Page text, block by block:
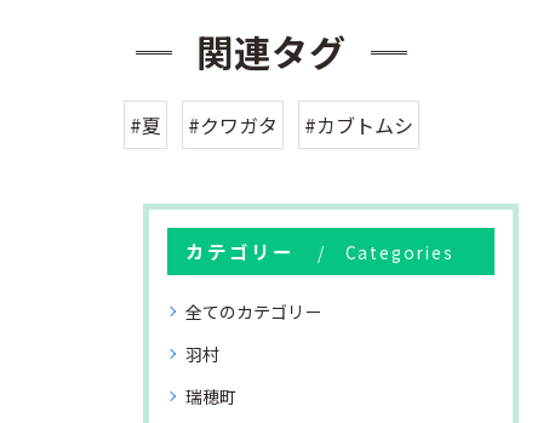
関連タグ
#夏 #クワガタ #カブトムシ
カテゴリー Categories
全てのカテゴリー
羽村
瑞穂町